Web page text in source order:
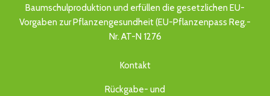
Baumschulproduktion und erfüllen die gesetzlichen EU-
Vorgaben zur Pflanzengesundheit (EU-Pflanzenpass Reg.-
Nr. AT-N 1276
Kontakt
Rückgabe- und